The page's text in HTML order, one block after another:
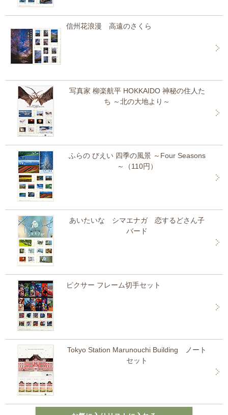
信州花浪漫 高遠のさくら
写真家 柳楽航平 HOKKAIDO 神秘の住人た
ち ～北の大地より～
ふらの びえい 四季の風景 ～Four Seasons
～（110円）
あいたいな シマエナガ 恋するどさん子
バード
ピクサー フレーム切手セット
Tokyo Station Marunouchi Building ノート
セット